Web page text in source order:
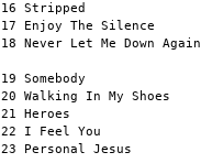
16 Stripped
17 Enjoy The Silence
18 Never Let Me Down Again
19 Somebody
20 Walking In My Shoes
21 Heroes
22 I Feel You
23 Personal Jesus